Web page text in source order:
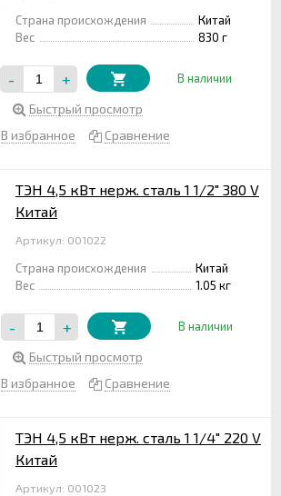
Страна происхождения
Китай
Вес
830 г
- + В наличии
Быстрый просмотр
В избранное
Сравнение
ТЭН 4,5 кВт нерж. сталь 1 1/2" 380 V
Китай
Артикул: 001022
Страна происхождения
Китай
Вес
1.05 кг
- + В наличии
Быстрый просмотр
В избранное
Сравнение
ТЭН 4,5 кВт нерж. сталь 1 1/4" 220 V
Китай
Артикул: 001023